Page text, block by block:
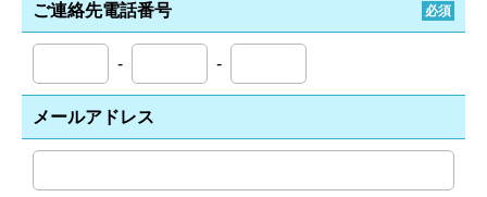
ご連絡先電話番号 必須
- -
メールアドレス